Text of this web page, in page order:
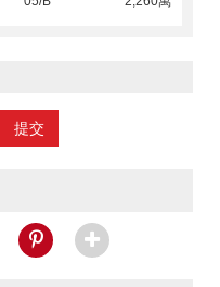
提交